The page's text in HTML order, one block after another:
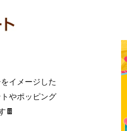
イメージした
やポッピング
🍫